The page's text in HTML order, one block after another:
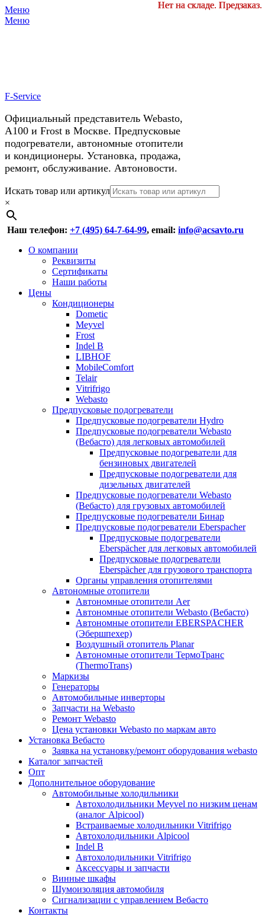
Меню
Меню
F-Service
Официальный представитель Webasto,
А100 и Frost в Москве. Предпусковые
подогреватели, автономные отопители
и кондиционеры. Установка, продажа,
ремонт, обслуживание. Автоновости.
Header
Right
Menu
Перейти
к
содержимому
Искать товар или артикул
×
Наш телефон: +7 (495) 64-7-64-99, email: info@acsavto.ru
Основное
Перейти
содержимому
О компании
Реквизиты
Сертификаты
Наши работы
Цены
Кондиционеры
Dometic
Meyvel
Frost
Indel B
LIBHOF
MobileComfort
Telair
Vitrifrigo
Webasto
Предпусковые подогреватели
Предпусковые подогреватели Hydro
Предпусковые подогреватели Webasto
(Вебасто) для легковых автомобилей
Предпусковые подогреватели для
бензиновых двигателей
Предпусковые подогреватели для
дизельных двигателей
Предпусковые подогреватели Webasto
(Вебасто) для грузовых автомобилей
Предпусковые подогреватели Бинар
Предпусковые подогреватели Eberspacher
Предпусковые подогреватели
Eberspächer для легковых автомобилей
Предпусковые подогреватели
Eberspächer для грузового транспорта
Органы управления отопителями
Автономные отопители
Автономные отопители Аer
Автономные отопители Webasto (Вебасто)
Автономные отопители EBERSPACHER
(Эбершпехер)
Воздушный отопитель Planar
Автономные отопители ТермоТранс
(ThermoTrans)
Маркизы
Генераторы
Автомобильные инверторы
Запчасти на Webasto
Ремонт Webasto
Цена установки Webasto по маркам авто
Установка Вебасто
Заявка на установку/ремонт оборудования webasto
Каталог запчастей
Опт
Дополнительное оборудование
Автомобильные холодильники
Автохолодильники Meyvel по низким ценам
(аналог Alpicool)
Встраиваемые холодильники Vitrifrigo
Автохолодильники Alpicool
Indel B
Автохолодильники Vitrifrigo
Аксессуары и запчасти
Винные шкафы
Шумоизоляция автомобиля
Сигнализации с управлением Вебасто
Контакты
Нет на складе. Предзаказ.
Нет на складе. Предзаказ.
Нет на складе. Предзаказ.
Нет на складе. Предзаказ.
Нет на складе. Предзаказ.
Нет на складе. Предзаказ.
У нас космические скидки на